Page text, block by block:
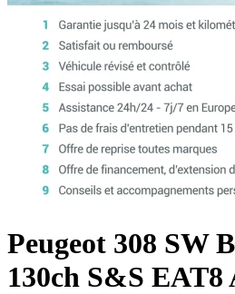
Peugeot 308 SW
130ch S&S